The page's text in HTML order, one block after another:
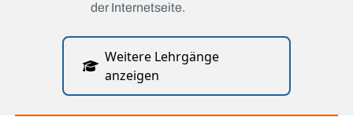
der Internetseite.
Weitere Lehrgänge
anzeigen